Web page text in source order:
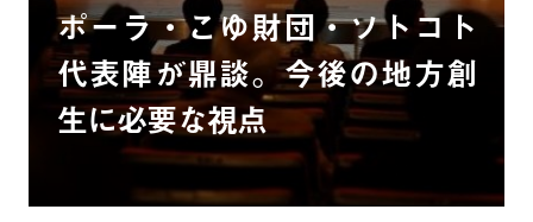
ポーラ・こゆ財団・ソトコト
代表陣が鼎談。今後の地方創
生に必要な視点